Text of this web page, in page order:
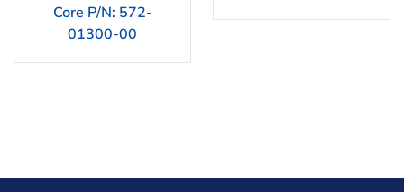
Core P/N: 572-
01300-00